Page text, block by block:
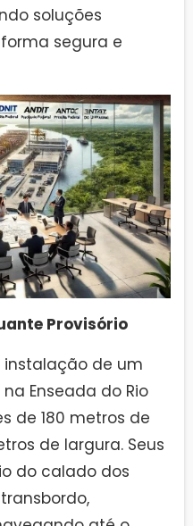
soluções
segura e
Provisório
instalação de um
Enseada do Rio
de 180 metros de
de largura. Seus
do calado dos